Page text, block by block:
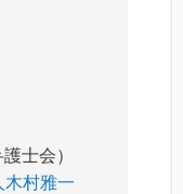
護士会）
木村雅一